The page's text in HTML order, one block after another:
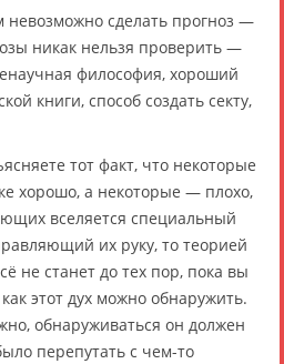
сделать прогноз —
никак нельзя проверить —
философия, хороший
книги, способ создать секту,
тот факт, что некоторые
хорошо, а некоторые — плохо,
вселяется специальный
их руку, то теорией
не станет до тех пор, пока вы
этот дух можно обнаружить.
обнаруживаться он должен
перепутать с чем-то